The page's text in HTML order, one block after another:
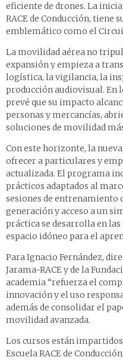
eficiente de drones. La
RACE de Conducción, tiene
emblemático como el
La movilidad aérea no
expansión y empieza a
logística, la vigilancia, la
producción audiovisual. En
prevé que su impacto
personas y mercancías,
soluciones de movilidad
Con este horizonte, la
ofrecer a particulares y
actualizada. El programa
prácticos adaptados al
sesiones de entrenamiento
generación y acceso a un
práctica se desarrolla en
espacio idóneo para el
Para Ignacio Fernández,
Jarama-RACE y de la
academia “refuerza el
innovación y el uso
además de consolidar el
movilidad avanzada.
Los cursos están
Escuela RACE de